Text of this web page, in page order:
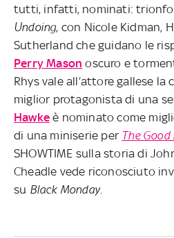
tutti, infatti, nominati: trionfo
Undoing, con Nicole Kidman,
Sutherland che guidano le
Perry Mason oscuro e
Rhys vale all’attore gallese la
miglior protagonista di una
Hawke è nominato come
di una miniserie per The
SHOWTIME sulla storia di
Cheadle vede riconosciuto
su Black Monday.